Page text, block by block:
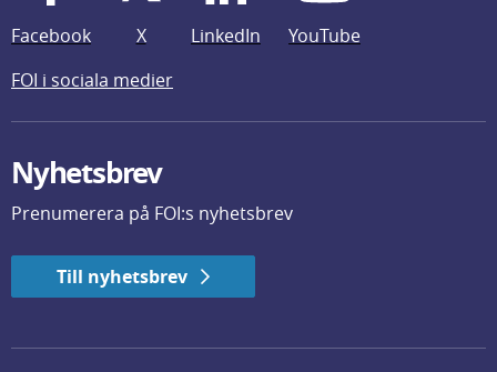
Facebook X LinkedIn
YouTube
FOI i sociala medier
Nyhetsbrev
Prenumerera på FOI:s nyhetsbrev
Till nyhetsbrev